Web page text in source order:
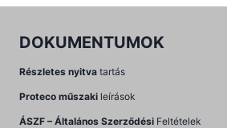
DOKUMENTUMOK
Részletes nyitva tartás
Proteco műszaki leírások
ÁSZF – Általános Szerződési Feltételek